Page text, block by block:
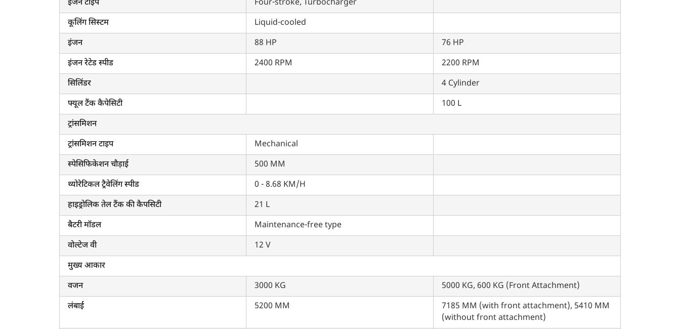
इंजन टाइप
Four-stroke, Turbocharger
कूलिंग सिस्टम
Liquid-cooled
इंजन
88 HP
76 HP
इंजन रेटेड स्पीड
2400 RPM
2200 RPM
सिलिंडर
4 Cylinder
फ्यूल टैंक कैपेसिटी
100 L
ट्रांसमिशन
ट्रांसमिशन टाइप
Mechanical
स्पेसिफिकेशन चौड़ाई
500 MM
थ्योरेटिकल ट्रैवेलिंग स्पीड
0 - 8.68 KM/H
हाइड्रोलिक तेल टैंक की कैपसिटी
21 L
बैटरी मॉडल
Maintenance-free type
वोल्टेज वी
12 V
मुख्य आकार
वजन
3000 KG
5000 KG, 600 KG (Front Attachment)
लंबाई
5200 MM
7185 MM (with front attachment), 5410 MM
(without front attachment)
क्या आप बिना फॉर्म भरे जाना चाहते हैं?
नहीं, धन्यवाद
आपकी जानकारी हमारे पास सुरक्षित है।